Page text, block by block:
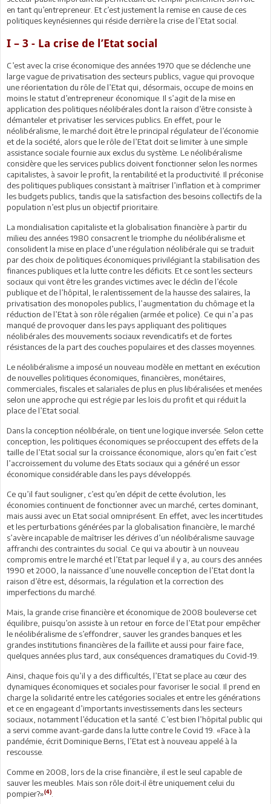
en tant qu’entrepreneur. Et c’est justement la remise en cause de ces
politiques keynésiennes qui réside derrière la crise de l’Etat social.
I – 3 - La crise de l’Etat social
C’est avec la crise économique des années 1970 que se déclenche une
large vague de privatisation des secteurs publics, vague qui provoque
une réorientation du rôle de l’Etat qui, désormais, occupe de moins en
moins le statut d’entrepreneur économique. Il s’agit de la mise en
application des politiques néolibérales dont la raison d’être consiste à
démanteler et privatiser les services publics. En effet, pour le
néolibéralisme, le marché doit être le principal régulateur de l’économie
et de la société, alors que le rôle de l’Etat doit se limiter à une simple
assistance sociale fournie aux exclus du système. Le néolibéralisme
considère que les services publics doivent fonctionner selon les normes
capitalistes, à savoir le profit, la rentabilité et la productivité. Il préconise
des politiques publiques consistant à maîtriser l’inflation et à comprimer
les budgets publics, tandis que la satisfaction des besoins collectifs de la
population n’est plus un objectif prioritaire.
La mondialisation capitaliste et la globalisation financière à partir du
milieu des années 1980 consacrent le triomphe du néolibéralisme et
consolident la mise en place d’une régulation néolibérale qui se traduit
par des choix de politiques économiques privilégiant la stabilisation des
finances publiques et la lutte contre les déficits. Et ce sont les secteurs
sociaux qui vont être les grandes victimes avec le déclin de l’école
publique et de l’hôpital, le ralentissement de la hausse des salaires, la
privatisation des monopoles publics, l’augmentation du chômage et la
réduction de l’Etat à son rôle régalien (armée et police). Ce qui n’a pas
manqué de provoquer dans les pays appliquant des politiques
néolibérales des mouvements sociaux revendicatifs et de fortes
résistances de la part des couches populaires et des classes moyennes.
Le néolibéralisme a imposé un nouveau modèle en mettant en exécution
de nouvelles politiques économiques, financières, monétaires,
commerciales, fiscales et salariales de plus en plus libéralisées et menées
selon une approche qui est régie par les lois du profit et qui réduit la
place de l’Etat social.
Dans la conception néolibérale, on tient une logique inversée. Selon cette
conception, les politiques économiques se préoccupent des effets de la
taille de l’Etat social sur la croissance économique, alors qu’en fait c’est
l’accroissement du volume des Etats sociaux qui a généré un essor
économique considérable dans les pays développés.
Ce qu’il faut souligner, c’est qu’en dépit de cette évolution, les
économies continuent de fonctionner avec un marché, certes dominant,
mais aussi avec un Etat social omniprésent. En effet, avec les incertitudes
et les perturbations générées par la globalisation financière, le marché
s’avère incapable de maîtriser les dérives d’un néolibéralisme sauvage
affranchi des contraintes du social. Ce qui va aboutir à un nouveau
compromis entre le marché et l’Etat par lequel il y a, au cours des années
1990 et 2000, la naissance d’une nouvelle conception de l’Etat dont la
raison d’être est, désormais, la régulation et la correction des
imperfections du marché.
Mais, la grande crise financière et économique de 2008 bouleverse cet
équilibre, puisqu’on assiste à un retour en force de l’Etat pour empêcher
le néolibéralisme de s’effondrer, sauver les grandes banques et les
grandes institutions financières de la faillite et aussi pour faire face,
quelques années plus tard, aux conséquences dramatiques du Covid-19.
Ainsi, chaque fois qu’il y a des difficultés, l’Etat se place au cœur des
dynamiques économiques et sociales pour favoriser le social. Il prend en
charge la solidarité entre les catégories sociales et entre les générations
et ce en engageant d’importants investissements dans les secteurs
sociaux, notamment l’éducation et la santé. C’est bien l’hôpital public qui
a servi comme avant-garde dans la lutte contre le Covid 19. «Face à la
pandémie, écrit Dominique Berns, l’Etat est à nouveau appelé à la
rescousse.
Comme en 2008, lors de la crise financière, il est le seul capable de
sauver les meubles. Mais son rôle doit-il être uniquement celui du
pompier?»(4)